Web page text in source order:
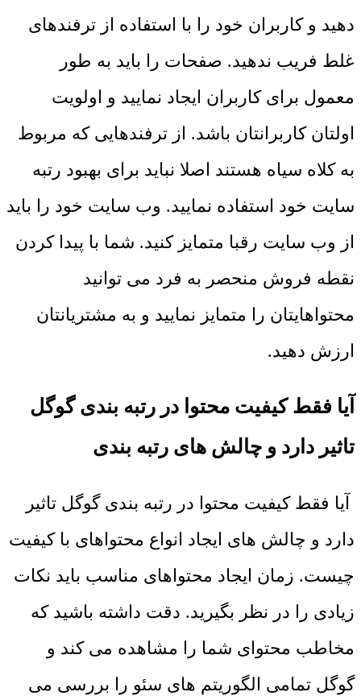
دهید و کاربران خود را با استفاده از ترفندهای
غلط فریب ندهید. صفحات را باید به طور
معمول برای کاربران ایجاد نمایید و اولویت
اولتان کاربرانتان باشد. از ترفندهایی که مربوط
به کلاه سیاه هستند اصلا نباید برای بهبود رتبه
سایت خود استفاده نمایید. وب سایت خود را باید
از وب سایت رقبا متمایز کنید. شما با پیدا کردن
نقطه فروش منحصر به فرد می ‌توانید
محتواهایتان را متمایز نمایید و به مشتریانتان
ارزش دهید.
آیا فقط کیفیت محتوا در رتبه بندی گوگل
تاثیر دارد و چالش های رتبه بندی
آیا فقط کیفیت محتوا در رتبه بندی گوگل تاثیر
دارد و چالش ‌های ایجاد انواع محتواهای با کیفیت
چیست. زمان ایجاد محتواهای مناسب باید نکات
زیادی را در نظر بگیرید. دقت داشته باشید که
مخاطب محتوای شما را مشاهده می‌ کند و
گوگل تمامی الگوریتم‌ های سئو را بررسی می‌